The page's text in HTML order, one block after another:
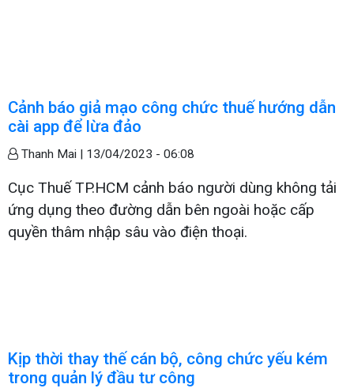
Cảnh báo giả mạo công chức thuế hướng dẫn
cài app để lừa đảo
Thanh Mai | 13/04/2023 - 06:08
Cục Thuế TP.HCM cảnh báo người dùng không tải
ứng dụng theo đường dẫn bên ngoài hoặc cấp
quyền thâm nhập sâu vào điện thoại.
Kịp thời thay thế cán bộ, công chức yếu kém
trong quản lý đầu tư công